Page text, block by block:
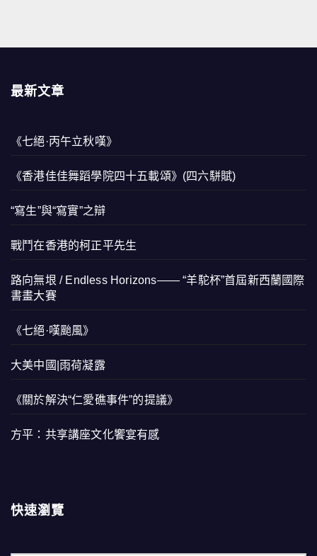
最新文章
《七絕·丙午立秋嘆》
《香港佳佳舞蹈學院四十五載頌》(四六駢賦)
“寫生”與“寫實”之辯
戰鬥在香港的柯正平先生
路向無垠 / Endless Horizons—— “羊駝杯”首屆新西蘭國際
書畫大賽
《七絕·嘆颱風》
大美中國|雨荷凝露
《關於解決“仁愛礁事件”的提議》
方平：共享講座文化饗宴有感
快速瀏覽